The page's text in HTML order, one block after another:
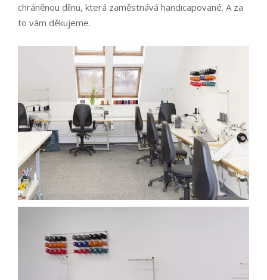
chráněnou dílnu, která zaměstnává handicapované. A za
to vám děkujeme.